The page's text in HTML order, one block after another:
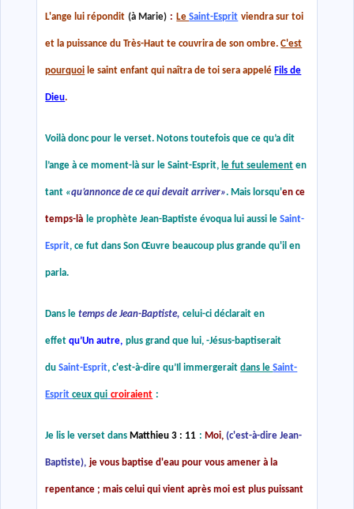
L'ange lui répondit (à Marie) : LeSaint-Esprit viendra sur toi
et la puissance du Très-Haut te couvrira de son ombre.C'est
pourquoi le saint enfant qui naîtra de toi sera appelé Fils de
Dieu.
Voilà donc pour le verset. Notons toutefois que ce qu’a dit
l’ange à ce moment-là sur le Saint-Esprit, le fut seulement en
tant «qu’annonce de ce qui devait arriver». Mais lorsqu'en ce
temps-là le prophète Jean-Baptiste évoqua lui aussi leSaint-
Esprit, ce fut dans Son Œuvre beaucoup plus grande qu'il en
parla.
Dans letemps de Jean-Baptiste, celui-ci déclarait en
effetqu’Un autre, plus grand que lui, -Jésus-baptiserait
duSaint-Esprit, c'est-à-dire qu’Il immergeraitdans leSaint-
Espritceux qui croiraient :
Je lis le verset dans Matthieu 3 : 11 : Moi,(c'est-à-dire Jean-
Baptiste), je vous baptise d'eau pour vous amener à la
repentance ; mais celui qui vient après moi est plus puissant